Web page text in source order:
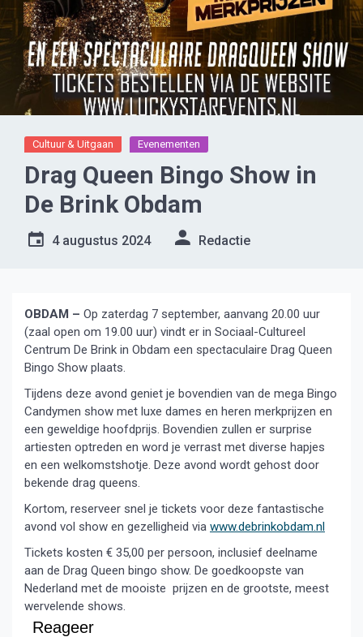
Cultuur & Uitgaan Evenementen
Drag Queen Bingo Show in
De Brink Obdam
4 augustus 2024 Redactie
OBDAM – Op zaterdag 7 september, aanvang 20.00 uur
(zaal open om 19.00 uur) vindt er in Sociaal-Cultureel
Centrum De Brink in Obdam een spectaculaire Drag Queen
Bingo Show plaats.
Tijdens deze avond geniet je bovendien van de mega Bingo
Candymen show met luxe dames en heren merkprijzen en
een geweldige hoofdprijs. Bovendien zullen er surprise
artiesten optreden en word je verrast met diverse hapjes
en een welkomstshotje. Deze avond wordt gehost door
bekende drag queens.
Kortom, reserveer snel je tickets voor deze fantastische
avond vol show en gezelligheid via www.debrinkobdam.nl
Tickets kosten € 35,00 per persoon, inclusief deelname
aan de Drag Queen bingo show. De goedkoopste van
Nederland met de mooiste prijzen en de grootste, meest
wervelende shows.
Reageer